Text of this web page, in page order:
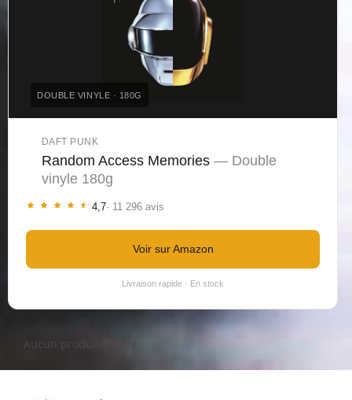
DOUBLE VINYLE · 180G
DAFT PUNK
Random Access Memories — Double
vinyle 180g
4,7· 11 296 avis
Voir sur Amazon
Livraison rapide · En stock
Aucun produit trouvé.